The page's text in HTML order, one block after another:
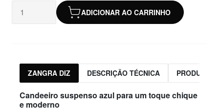
ADICIONAR AO CARRINHO
ZANGRA DIZ DESCRIÇÃO TÉCNICA PRODUTOS
Candeeiro suspenso azul para um toque chique
e moderno